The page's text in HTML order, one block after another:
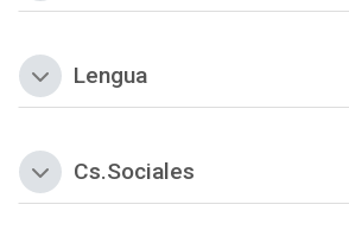
ColapsarLengua
ColapsarCs.Sociales